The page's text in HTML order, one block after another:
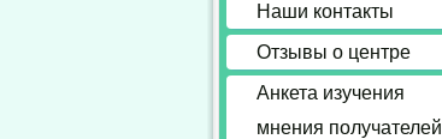
Наши контакты
Отзывы о центре
Анкета изучения
мнения получателей